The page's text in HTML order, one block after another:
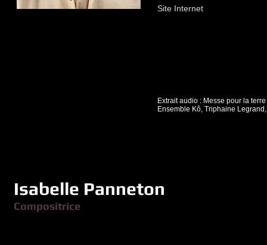
Site Internet
Extrait audio : Messe pour la
Ensemble Kô, Triphaine
Isabelle Panneton
Compositrice